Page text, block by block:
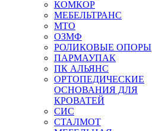
КОМКОР
МЕБЕЛЬТРАНС
MTO
ОЗМФ
РОЛИКОВЫЕ ОПОРЫ
ПАРМАУПАК
ПК АЛЬЯНС
ОРТОПЕДИЧЕСКИЕ
ОСНОВАНИЯ ДЛЯ
КРОВАТЕЙ
СИС
СТАЛМОТ